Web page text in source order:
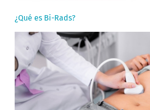
¿Qué es Bi-Rads?